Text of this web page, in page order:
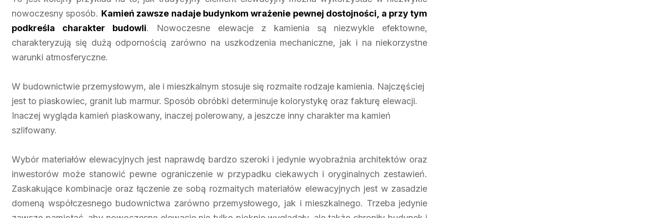
nowoczesny sposób. Kamień zawsze nadaje budynkom wrażenie pewnej dostojności, a przy tym
podkreśla charakter budowli. Nowoczesne elewacje z kamienia są niezwykle efektowne,
charakteryzują się dużą odpornością zarówno na uszkodzenia mechaniczne, jak i na niekorzystne
warunki atmosferyczne.
W budownictwie przemysłowym, ale i mieszkalnym stosuje się rozmaite rodzaje kamienia. Najczęściej
jest to piaskowiec, granit lub marmur. Sposób obróbki determinuje kolorystykę oraz fakturę elewacji.
Inaczej wygląda kamień piaskowany, inaczej polerowany, a jeszcze inny charakter ma kamień
szlifowany.
Wybór materiałów elewacyjnych jest naprawdę bardzo szeroki i jedynie wyobraźnia architektów oraz
inwestorów może stanowić pewne ograniczenie w przypadku ciekawych i oryginalnych zestawień.
Zaskakujące kombinacje oraz łączenie ze sobą rozmaitych materiałów elewacyjnych jest w zasadzie
domeną współczesnego budownictwa zarówno przemysłowego, jak i mieszkalnego. Trzeba jedynie